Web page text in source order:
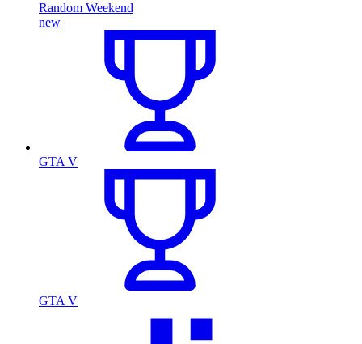
Random Weekend
new
GTA V
GTA V